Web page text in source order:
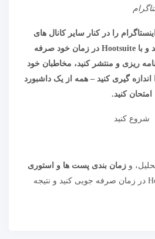
و
با Hootsuite در زمان صرفه جویی کنید و نتیجه
طراحی سایت در تهران را پیدا
ریسرچ با یاسئومی چیست؟